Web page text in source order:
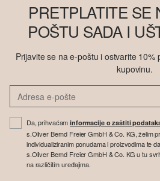
PRETPLATITE SE
POŠTU SADA I
Prijavite se na e-poštu i ostvarite 10%
kupovinu.
Da, prihvaćaminformacije o zaštiti
s.Oliver Bernd Freier GmbH & Co. KG, želim
individualiziranim ponudama i proizvodima te
s.Oliver Bernd Freier GmbH & Co. KG u tu
na različitim uređajima.